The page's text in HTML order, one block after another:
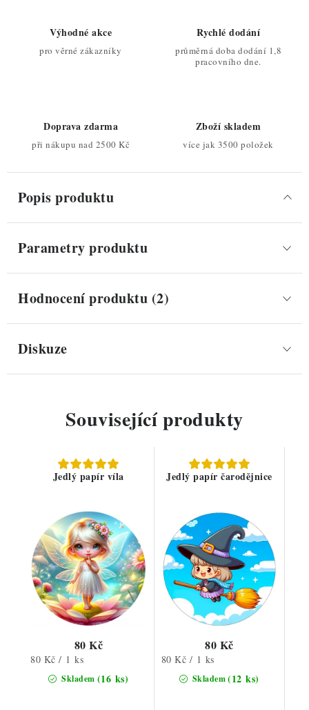
Výhodné akce
pro věrné zákazníky
Rychlé dodání
průměrná doba dodání 1,8
pracovního dne.
Doprava zdarma
při nákupu nad 2500 Kč
Zboží skladem
více jak 3500 položek
Popis produktu
Parametry produktu
Hodnocení produktu (2)
Diskuze
Související produkty
Jedlý papír víla
Skladem (16 ks)
80 Kč
Měrná
cena:
80 Kč / 1 ks
Jedlý papír čarodějnice
Skladem(12 ks)
80 Kč
Měrná
cena:
80 Kč / 1 ks